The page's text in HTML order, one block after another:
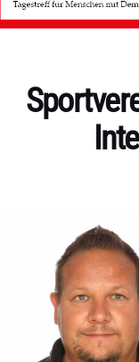
Kategorien